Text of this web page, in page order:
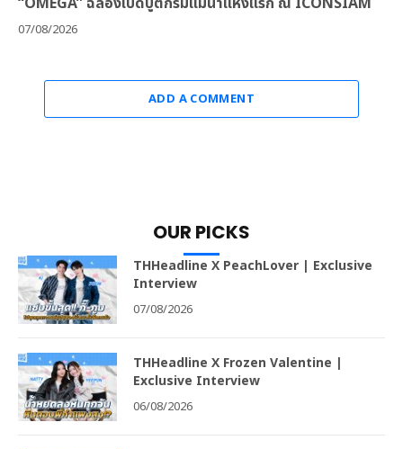
07/08/2026
ADD A COMMENT
OUR PICKS
THHeadline X PeachLover | Exclusive
Interview
07/08/2026
THHeadline X Frozen Valentine |
Exclusive Interview
06/08/2026